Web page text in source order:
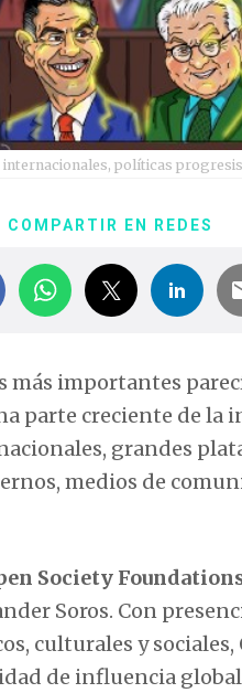
políticas
COMPARTIR EN REDES
más importantes
parte creciente de la
grandes
medios de
Society
Soros. Con
culturales y
de influencia